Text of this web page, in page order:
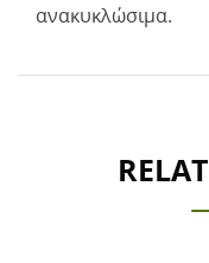
ανακυκλώσιμα.